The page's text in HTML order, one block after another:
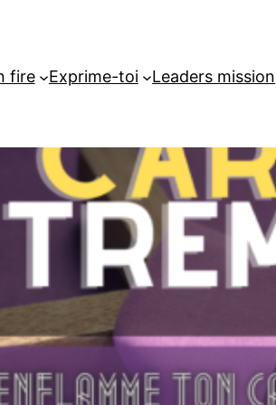
fire Exprime-toi Leaders mission